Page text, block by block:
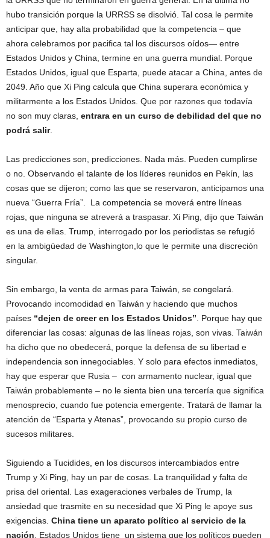
hubo transición porque la URRSS se disolvió. Tal cosa le permite
anticipar que, hay alta probabilidad que la competencia – que
ahora celebramos por pacifica tal los discursos oídos— entre
Estados Unidos y China, termine en una guerra mundial. Porque
Estados Unidos, igual que Esparta, puede atacar a China, antes de
2049. Año que Xi Ping calcula que China superara económica y
militarmente a los Estados Unidos. Que por razones que todavía
no son muy claras, entrara en un curso de debilidad del que no
podrá salir.
Las predicciones son, predicciones. Nada más. Pueden cumplirse
o no. Observando el talante de los líderes reunidos en Pekín, las
cosas que se dijeron; como las que se reservaron, anticipamos una
nueva “Guerra Fría”. La competencia se moverá entre líneas
rojas, que ninguna se atreverá a traspasar. Xi Ping, dijo que Taiwán
es una de ellas. Trump, interrogado por los periodistas se refugió
en la ambigüedad de Washington,lo que le permite una discreción
singular.
Sin embargo, la venta de armas para Taiwán, se congelará.
Provocando incomodidad en Taiwán y haciendo que muchos
países “dejen de creer en los Estados Unidos” . Porque hay que
diferenciar las cosas: algunas de las líneas rojas, son vivas. Taiwán
ha dicho que no obedecerá, porque la defensa de su libertad e
independencia son innegociables. Y solo para efectos inmediatos,
hay que esperar que Rusia – con armamento nuclear, igual que
Taiwán probablemente – no le sienta bien una tercería que significa
menosprecio, cuando fue potencia emergente. Tratará de llamar la
atención de “Esparta y Atenas”, provocando su propio curso de
sucesos militares.
Siguiendo a Tucidides, en los discursos intercambiados entre
Trump y Xi Ping, hay un par de cosas. La tranquilidad y falta de
prisa del oriental. Las exageraciones verbales de Trump, la
ansiedad que trasmite en su necesidad que Xi Ping le apoye sus
exigencias. China tiene un aparato político al servicio de la
nación . Estados Unidos tiene un sistema que los políticos pueden